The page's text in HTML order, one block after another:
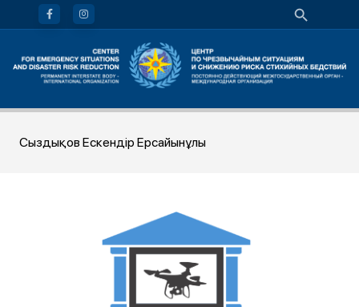
Сыздықов Ескендір Ерсайынұлы